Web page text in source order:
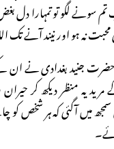
لگو تو تمہارا دل
نہ ہو اور نیند آنے
جنید بغدادی نے ان کے
یہ منظر دیکھ کر حیران
میں آگئی کہ ہر شخص کو